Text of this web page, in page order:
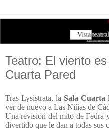
Teatro: El viento
Cuarta Pared
Tras Lysistrata, la Sala Cuarta
ver de nuevo a Las Niñas de
Una revisión del mito de Fedra
divertido que le dan a todas sus